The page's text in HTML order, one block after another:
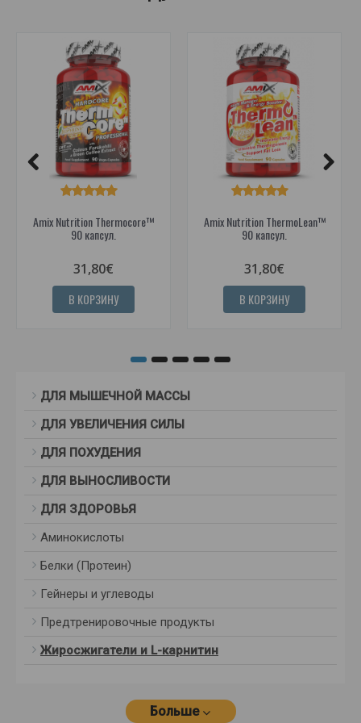
Amix Nutrition Thermocore™
90 капсул.
31,80€
В КОРЗИНУ
Amix Nutrition ThermoLean™
90 капсул.
31,80€
В КОРЗИНУ
ДЛЯ МЫШЕЧНОЙ МАССЫ
ДЛЯ УВЕЛИЧЕНИЯ СИЛЫ
ДЛЯ ПОХУДЕНИЯ
ДЛЯ ВЫНОСЛИВОСТИ
ДЛЯ ЗДОРОВЬЯ
Аминокислоты
Белки (Протеин)
Гейнеры и углеводы
Предтренировочные продукты
Жиросжигатели и L-карнитин
Больше